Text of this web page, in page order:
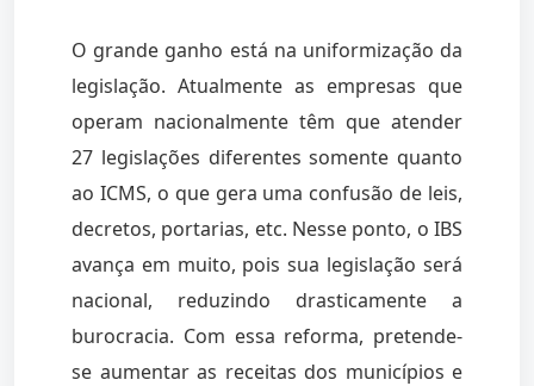
O grande ganho está na uniformização da
legislação. Atualmente as empresas que
operam nacionalmente têm que atender
27 legislações diferentes somente quanto
ao ICMS, o que gera uma confusão de leis,
decretos, portarias, etc. Nesse ponto, o IBS
avança em muito, pois sua legislação será
nacional, reduzindo drasticamente a
burocracia. Com essa reforma, pretende-
se aumentar as receitas dos municípios e